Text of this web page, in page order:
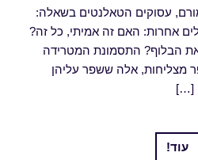
עסוקים הטאלנטים בשאלה:
אחרות: האם זה אמיתי, כל זה?
את הבלוף? התסמונת המטרידה
מצליחות, אלה ששפר עליהן
[…]
עוד!